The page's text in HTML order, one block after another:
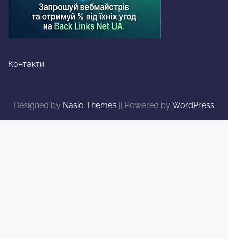
Контакти
Designed by Nasio Themes Powered by WordPress